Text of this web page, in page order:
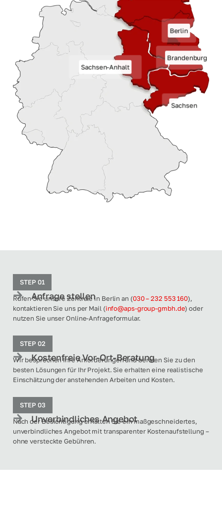
Berlin
Brandenburg
Sachsen
Sachsen-Anhalt
STEP 01
Anfrage stellen
Rufen Sie unsere Zentrale in Berlin an (030 – 232 553 160),
kontaktieren Sie uns per Mail (info@aps-group-gmbh.de) oder
nutzen Sie unser Online-Anfrageformular.
STEP 02
Kostenfreie Vor-Ort-Beratung
Wir besprechen Ihre Anforderungen und beraten Sie zu den
besten Lösungen für Ihr Projekt. Sie erhalten eine realistische
Einschätzung der anstehenden Arbeiten und Kosten.
STEP 03
Unverbindliches Angebot
Nach der Besichtigung erhalten Sie ein maßgeschneidertes,
unverbindliches Angebot mit transparenter Kostenaufstellung –
ohne versteckte Gebühren.